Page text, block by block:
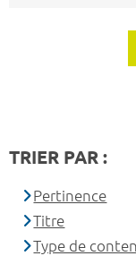
TRIER PAR :
Pertinence
Titre
Type de